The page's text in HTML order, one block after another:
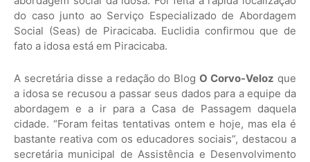
do caso junto ao Serviço Especializado de Abordagem
Social (Seas) de Piracicaba. Euclidia confirmou que de
fato a idosa está em Piracicaba.
A secretária disse a redação do BlogO Corvo-Veloz que
a idosa se recusou a passar seus dados para a equipe da
abordagem e a ir para a Casa de Passagem daquela
cidade. “Foram feitas tentativas ontem e hoje, mas ela é
bastante reativa com os educadores sociais”, destacou a
secretária municipal de Assistência e Desenvolvimento